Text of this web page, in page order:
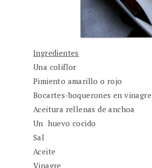
Ingredientes
Una coliflor
Pimiento amarillo o rojo
Bocartes-boquerones en
Aceitura rellenas de anchoa
Un huevo cocido
Sal
Aceite
Vinagre